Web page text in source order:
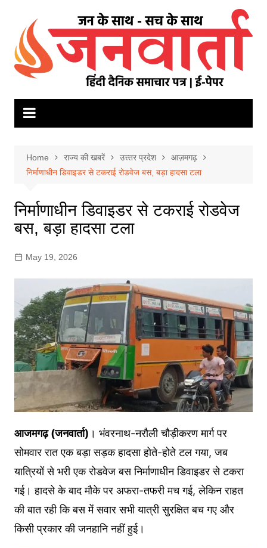
content
Home राज्य की खबरें उत्त्तर प्रदेश
आज़मगढ़
निर्माणाधीन डिवाइडर से टकराई रोडवेज बस, बड़ा हादसा टला
निर्माणाधीन डिवाइडर से टकराई रोडवेज
बस, बड़ा हादसा टला
May 19, 2026
आजमगढ़ (जनवार्ता) । भंवरनाथ-नरौली चौड़ीकरण मार्ग पर
सोमवार रात एक बड़ा सड़क हादसा होते-होते टल गया, जब
यात्रियों से भरी एक रोडवेज बस निर्माणाधीन डिवाइडर से टकरा
गई। हादसे के बाद मौके पर अफरा-तफरी मच गई, लेकिन राहत
की बात रही कि बस में सवार सभी यात्री सुरक्षित बच गए और
किसी प्रकार की जनहानि नहीं हुई।